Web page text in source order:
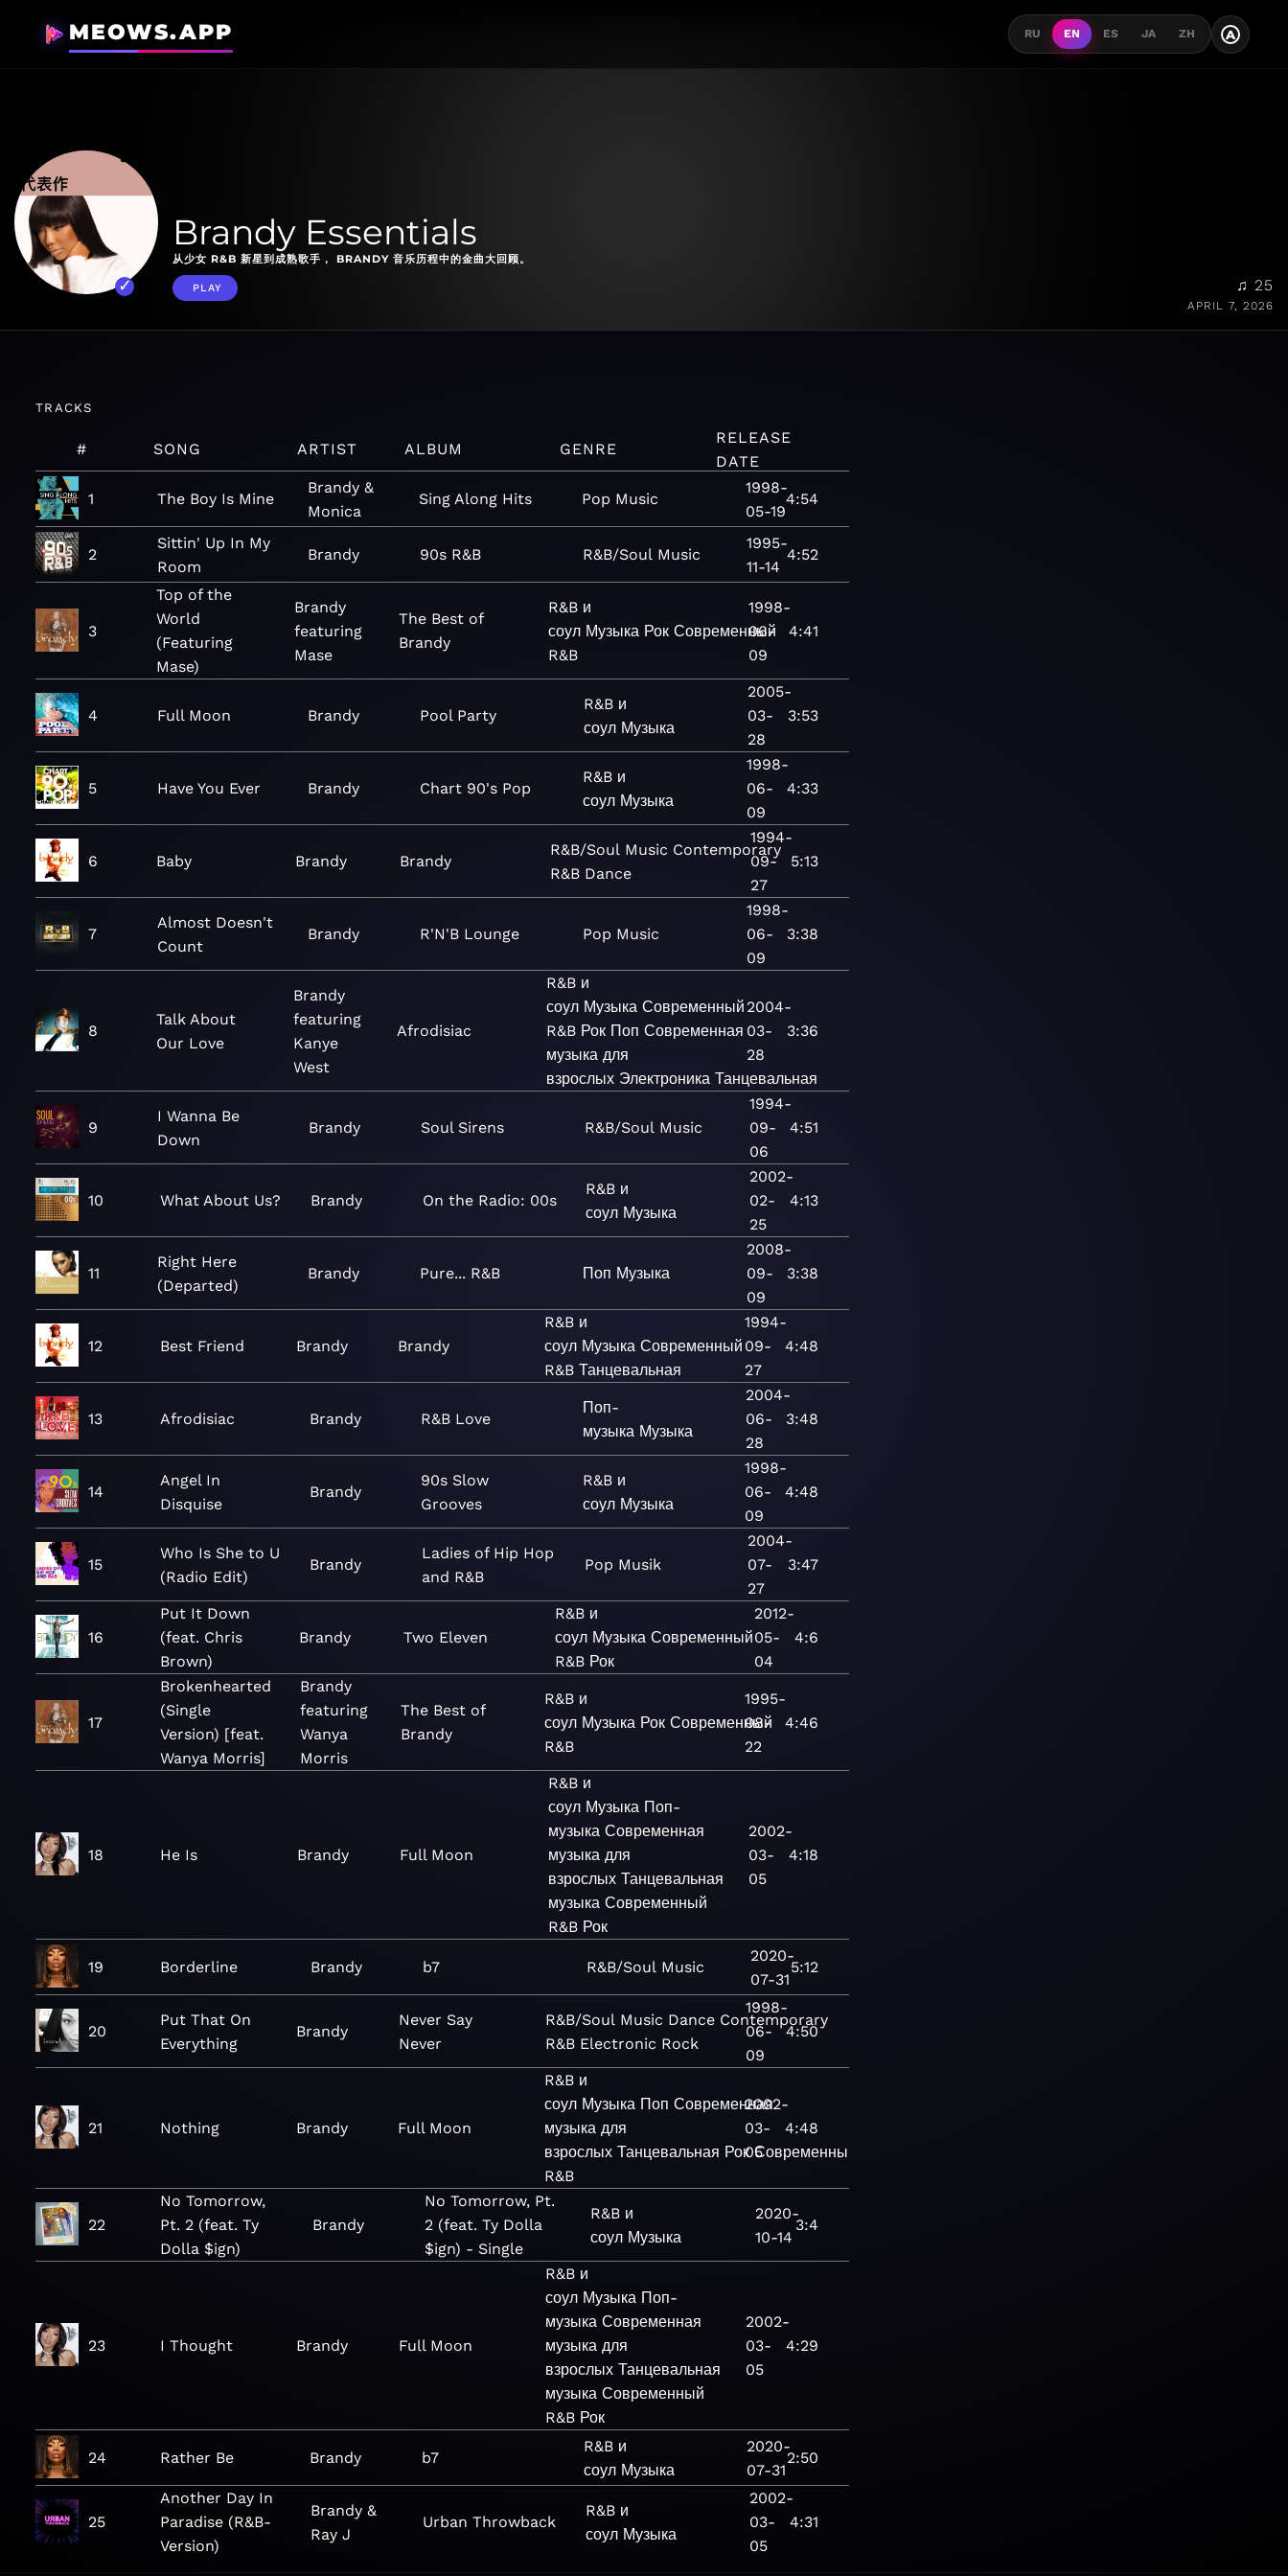
MEOWS.APP RU EN ES JA ZH A
Brandy Essentials
从少女 R&B 新星到成熟歌手， BRANDY 音乐历程中的金曲大回顾。
PLAY ♫ 25
APRIL 7, 2026
TRACKS
# SONG ARTIST ALBUM GENRE
RELEASE
DATE
1 The Boy Is Mine
Brandy &
Monica
Sing Along Hits Pop Music
1998-
05-19
4:54
2
Sittin' Up In My
Room
Brandy 90s R&B R&B/Soul Music
1995-
11-14
4:52
3
Top of the
World
(Featuring
Mase)
Brandy
featuring
Mase
The Best of
Brandy
R&B и
соул Музыка Рок Современный
R&B
1998-
06-
09
4:41
4 Full Moon Brandy Pool Party
R&B и
соул Музыка
2005-
03-
28
3:53
5 Have You Ever Brandy Chart 90's Pop
R&B и
соул Музыка
1998-
06-
09
4:33
6 Baby Brandy Brandy
R&B/Soul Music Contemporary
R&B Dance
1994-
09-
27
5:13
7
Almost Doesn't
Count
Brandy R'N'B Lounge Pop Music
1998-
06-
09
3:38
8
Talk About
Our Love
Brandy
featuring
Kanye
West
Afrodisiac
R&B и
соул Музыка Современный
R&B Рок Поп Современная
музыка для
взрослых Электроника Танцевальная
2004-
03-
28
3:36
9
I Wanna Be
Down
Brandy Soul Sirens R&B/Soul Music
1994-
09-
06
4:51
10 What About Us? Brandy On the Radio: 00s
R&B и
соул Музыка
2002-
02-
25
4:13
11
Right Here
(Departed)
Brandy Pure... R&B Поп Музыка
2008-
09-
09
3:38
12 Best Friend Brandy Brandy
R&B и
соул Музыка Современный
R&B Танцевальная
1994-
09-
27
4:48
13 Afrodisiac Brandy R&B Love
Поп-
музыка Музыка
2004-
06-
28
3:48
14
Angel In
Disquise
Brandy
90s Slow
Grooves
R&B и
соул Музыка
1998-
06-
09
4:48
15
Who Is She to U
(Radio Edit)
Brandy
Ladies of Hip Hop
and R&B
Pop Musik
2004-
07-
27
3:47
16
Put It Down
(feat. Chris
Brown)
Brandy Two Eleven
R&B и
соул Музыка Современный
R&B Рок
2012-
05-
04
4:6
17
Brokenhearted
(Single
Version) [feat.
Wanya Morris]
Brandy
featuring
Wanya
Morris
The Best of
Brandy
R&B и
соул Музыка Рок Современный
R&B
1995-
08-
22
4:46
18 He Is Brandy Full Moon
R&B и
соул Музыка Поп-
музыка Современная
музыка для
взрослых Танцевальная
музыка Современный
R&B Рок
2002-
03-
05
4:18
19 Borderline Brandy b7 R&B/Soul Music
2020-
07-31
5:12
20
Put That On
Everything
Brandy
Never Say
Never
R&B/Soul Music Dance Contemporary
R&B Electronic Rock
1998-
06-
09
4:50
21 Nothing Brandy Full Moon
R&B и
соул Музыка Поп Современная
музыка для
взрослых Танцевальная Рок Современный
R&B
2002-
03-
05
4:48
22
No Tomorrow,
Pt. 2 (feat. Ty
Dolla $ign)
Brandy
No Tomorrow, Pt.
2 (feat. Ty Dolla
$ign) - Single
R&B и
соул Музыка
2020-
10-14
3:4
23 I Thought Brandy Full Moon
R&B и
соул Музыка Поп-
музыка Современная
музыка для
взрослых Танцевальная
музыка Современный
R&B Рок
2002-
03-
05
4:29
24 Rather Be Brandy b7
R&B и
соул Музыка
2020-
07-31
2:50
25
Another Day In
Paradise (R&B-
Version)
Brandy &
Ray J
Urban Throwback
R&B и
соул Музыка
2002-
03-
05
4:31